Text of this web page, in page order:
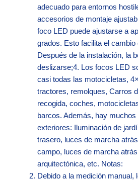
adecuado para entornos
accesorios de montaje
foco LED puede ajustarse a
grados. Esto facilita el cambio
Después de la instalación, la
deslizarse;4. Los focos LED
casi todas las motocicletas,
tractores, remolques, Carros
recogida, coches,
barcos. Además, hay
exteriores: Iluminación de
trasero, luces de marcha
campo, luces de marcha
arquitectónica, etc. Notas:
Debido a la medición manual,